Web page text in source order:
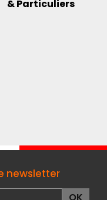
& Particuliers
newsletter